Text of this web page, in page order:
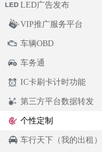
LED广告发布
VIP推广服务平台
车辆OBD
车务通
IC卡刷卡计时功能
第三方平台数据转发
个性定制
车行天下（我的出租）